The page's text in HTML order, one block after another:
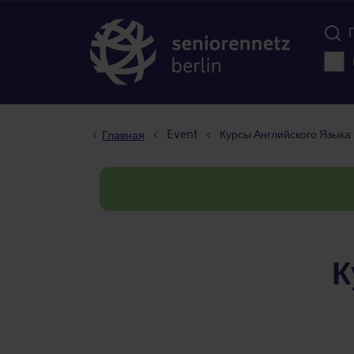
Главная Event Курсы Английского Языка